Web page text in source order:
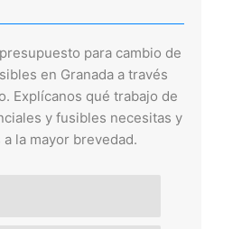
para cambio de
en Granada a través
Explícanos qué trabajo de
y fusibles necesitas y
la mayor brevedad.